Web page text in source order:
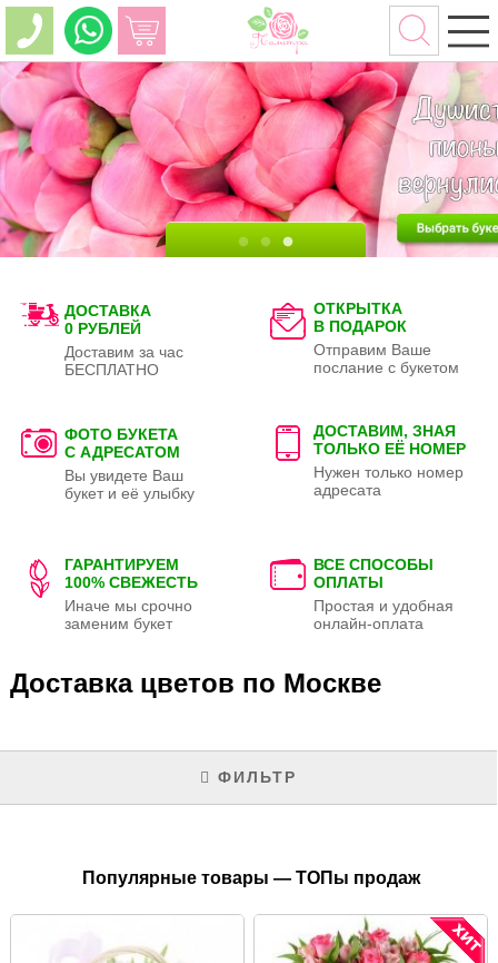
ДОСТАВКА
0 РУБЛЕЙ
Доставим за час
БЕСПЛАТНО
ОТКРЫТКА
В ПОДАРОК
Отправим Ваше
послание с букетом
ФОТО БУКЕТА
С АДРЕСАТОМ
Вы увидете Ваш
букет и её улыбку
ДОСТАВИМ, ЗНАЯ
ТОЛЬКО ЕЁ НОМЕР
Нужен только номер
адресата
ГАРАНТИРУЕМ
100% СВЕЖЕСТЬ
Иначе мы срочно
заменим букет
ВСЕ СПОСОБЫ
ОПЛАТЫ
Простая и удобная
онлайн-оплата
Доставка цветов по Москве
ФИЛЬТР
Популярные товары — ТОПы продаж